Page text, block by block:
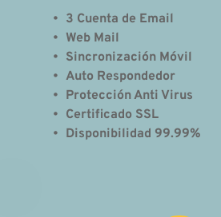
3 Cuenta de Email
Web Mail
Sincronización Móvil
Auto Respondedor
Protección Anti Virus
Certificado SSL
Disponibilidad 99.99%